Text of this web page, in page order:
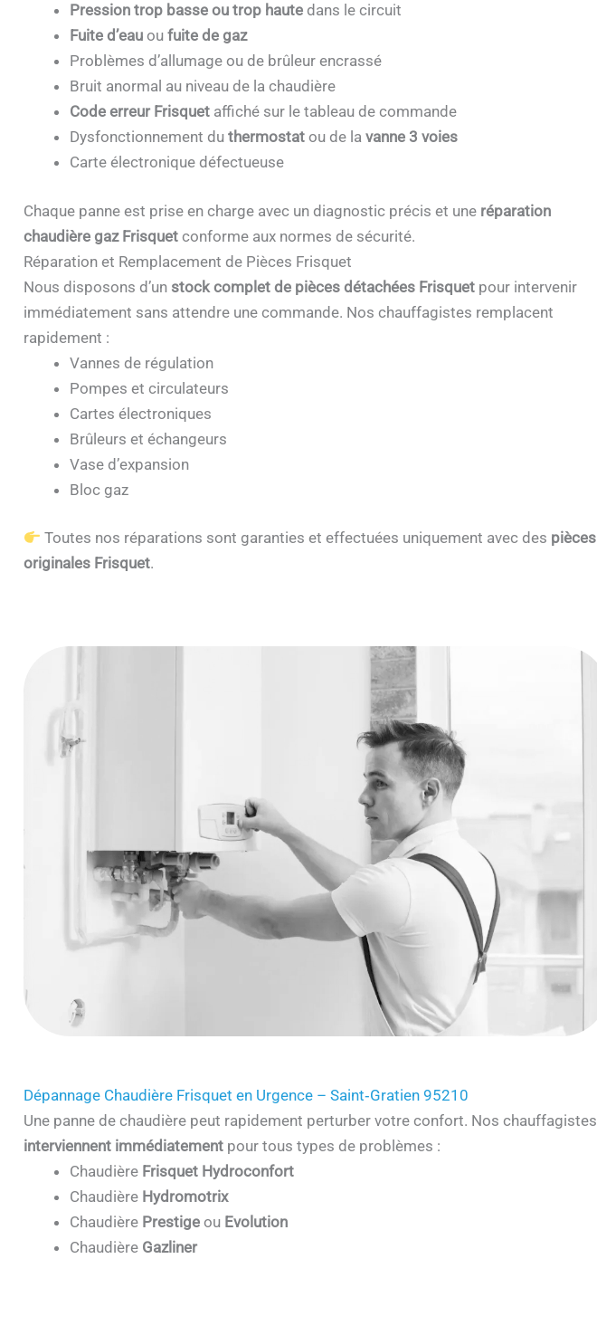
Pression trop basse ou trop hautedans le circuit
Fuite d’eauou fuite de gaz
Problèmes d’allumage ou de brûleur encrassé
Bruit anormal au niveau de la chaudière
Code erreur Frisquetaffiché sur le tableau de commande
Dysfonctionnement du thermostatou de la vanne 3 voies
Carte électronique défectueuse
Chaque panne est prise en charge avec un diagnostic précis et une réparation
chaudière gaz Frisquetconforme aux normes de sécurité.
Réparation et Remplacement de Pièces Frisquet
Nous disposons d’un stock complet de pièces détachées Frisquetpour intervenir
immédiatement sans attendre une commande. Nos chauffagistes remplacent
rapidement :
Vannes de régulation
Pompes et circulateurs
Cartes électroniques
Brûleurs et échangeurs
Vase d’expansion
Bloc gaz
Toutes nos réparations sont garanties et effectuées uniquement avec des pièces
originales Frisquet.
Dépannage Chaudière Frisquet en Urgence – Saint‑Gratien 95210
Une panne de chaudière peut rapidement perturber votre confort. Nos chauffagistes
interviennent immédiatementpour tous types de problèmes :
Chaudière Frisquet Hydroconfort
Chaudière Hydromotrix
Chaudière Prestigeou Evolution
Chaudière Gazliner